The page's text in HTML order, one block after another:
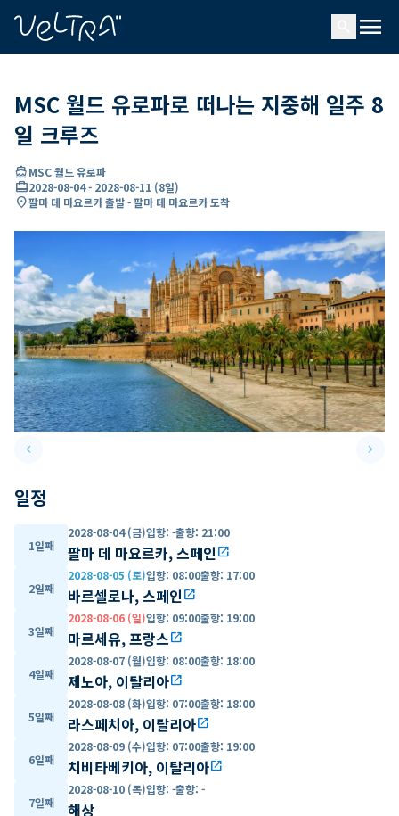
menu
MSC 월드 유로파로 떠나는 지중해 일주 8
일 크루즈
directions_boatMSC 월드 유로파
card_travel2028-08-04- 2028-08-11 (8일)
location_on팔마 데 마요르카 출발 - 팔마 데 마요르카 도착
keyboard_arrow_leftPrevious slide keyboard_arrow_right
일정
1일째
2028-08-04 (금)입항: -출항: 21:00
팔마 데 마요르카, 스페인open_in_new
2일째
2028-08-05 (토)입항: 08:00출항: 17:00
바르셀로나, 스페인open_in_new
3일째
2028-08-06 (일)입항: 09:00출항: 19:00
마르세유, 프랑스open_in_new
4일째
2028-08-07 (월)입항: 08:00출항: 18:00
제노아, 이탈리아open_in_new
5일째
2028-08-08 (화)입항: 07:00출항: 18:00
라스페치아, 이탈리아open_in_new
6일째
2028-08-09 (수)입항: 07:00출항: 19:00
치비타베키아, 이탈리아open_in_new
7일째
2028-08-10 (목)입항: -출항: -
해상